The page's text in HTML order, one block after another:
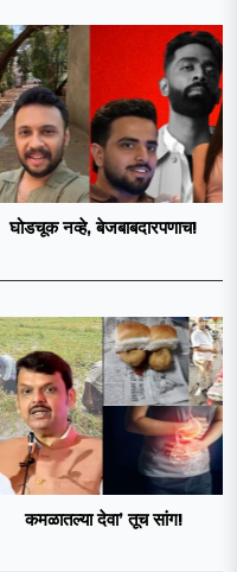
घोडचूक नव्हे, बेजबाबदारपणाच!
कमळातल्या देवा’ तूच सांग!